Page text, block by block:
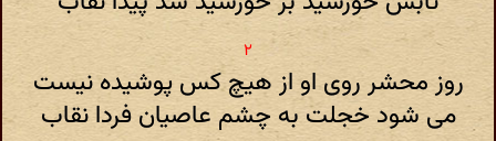
روز محشر روی او از هیچ کس پوشیده نیست
می شود خجلت به چشم عاصیان فردا نقاب